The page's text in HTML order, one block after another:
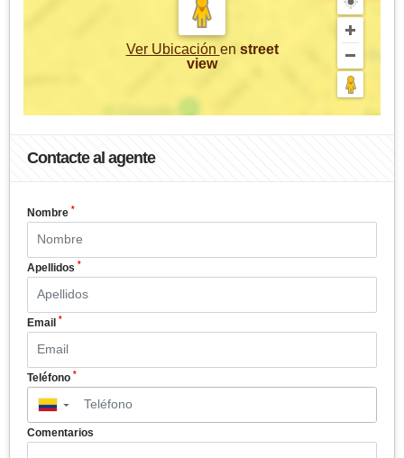
Ver Ubicación en street
view
Contacte al agente
Nombre *
Apellidos *
Email *
Teléfono *
▼
Comentarios